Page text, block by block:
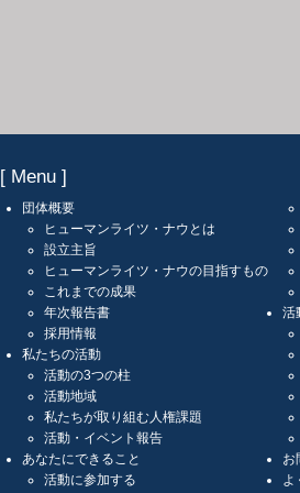
[ Menu ]
団体概要
ヒューマンライツ・ナウとは
設立主旨
ヒューマンライツ・ナウの目指すもの
これまでの成果
年次報告書
採用情報
私たちの活動
活動の3つの柱
活動地域
私たちが取り組む人権課題
活動・イベント報告
あなたにできること
活動に参加する
活
お
よ